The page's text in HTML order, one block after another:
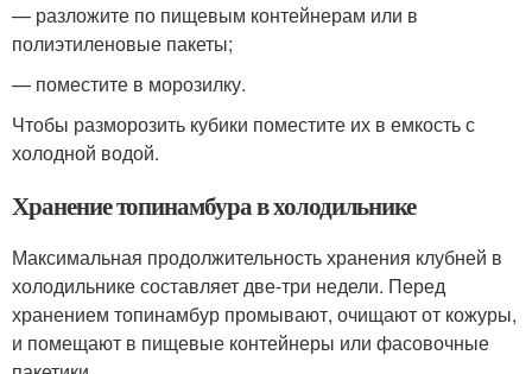
— разложите по пищевым контейнерам или в
полиэтиленовые пакеты;
— поместите в морозилку.
Чтобы разморозить кубики поместите их в емкость с
холодной водой.
Хранение топинамбура в холодильнике
Максимальная продолжительность хранения клубней в
холодильнике составляет две-три недели. Перед
хранением топинамбур промывают, очищают от кожуры,
и помещают в пищевые контейнеры или фасовочные